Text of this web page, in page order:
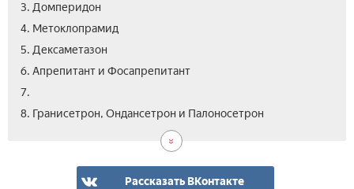
3. Домперидон
4. Метоклопрамид
5. Дексаметазон
6. Апрепитант и Фосапрепитант
7.
8. Гранисетрон, Ондансетрон и Палоносетрон
Рассказать ВКонтакте